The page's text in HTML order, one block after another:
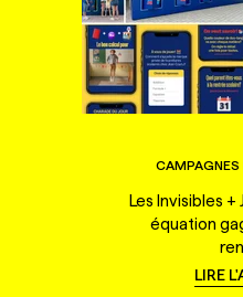
CAMPAGNES
Les Invisibles +
équation
LIRE